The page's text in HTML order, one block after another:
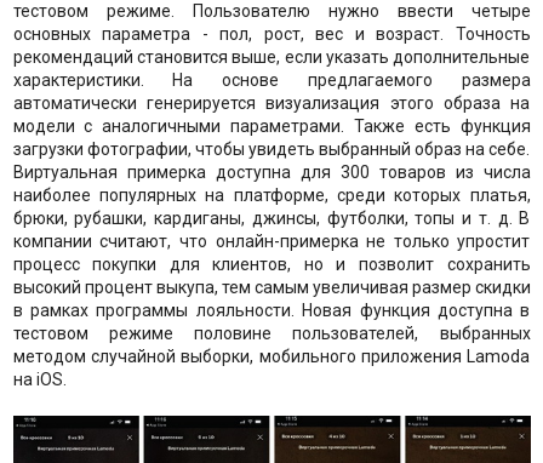
тестовом режиме. Пользователю нужно ввести четыре
основных параметра - пол, рост, вес и возраст. Точность
рекомендаций становится выше, если указать дополнительные
характеристики. На основе предлагаемого размера
автоматически генерируется визуализация этого образа на
модели с аналогичными параметрами. Также есть функция
загрузки фотографии, чтобы увидеть выбранный образ на себе.
Виртуальная примерка доступна для 300 товаров из числа
наиболее популярных на платформе, среди которых платья,
брюки, рубашки, кардиганы, джинсы, футболки, топы и т. д. В
компании считают, что онлайн-примерка не только упростит
процесс покупки для клиентов, но и позволит сохранить
высокий процент выкупа, тем самым увеличивая размер скидки
в рамках программы лояльности. Новая функция доступна в
тестовом режиме половине пользователей, выбранных
методом случайной выборки, мобильного приложения Lamoda
на iOS.